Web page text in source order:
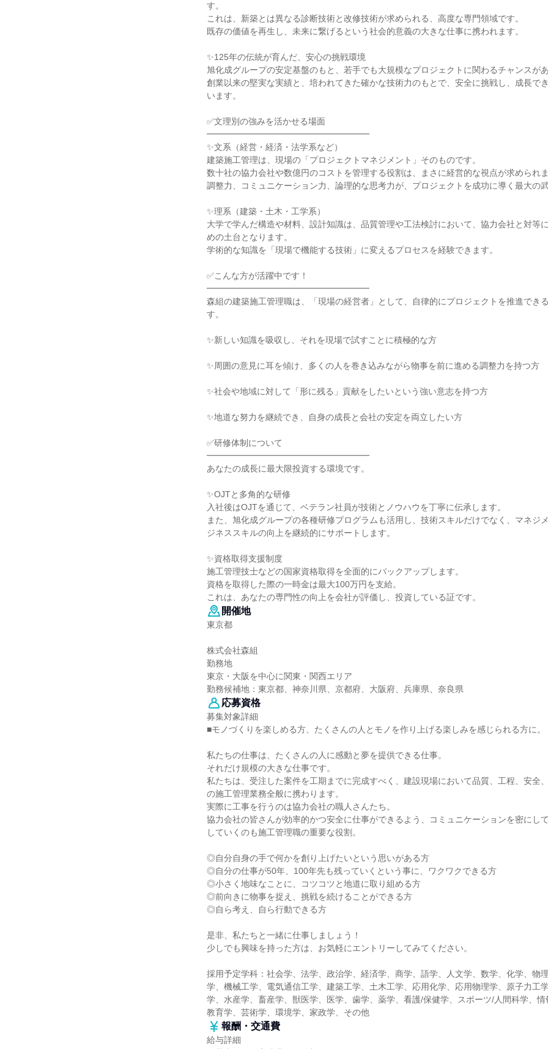
す。
これは、新築とは異なる診断技術と改修技術が求められる、高度な専門領域です。
既存の価値を再生し、未来に繋げるという社会的意義の大きな仕事に携われます。
✨125年の伝統が育んだ、安心の挑戦環境
旭化成グループの安定基盤のもと、若手でも大規模なプロジェクトに関わるチャンスがあ
創業以来の堅実な実績と、培われてきた確かな技術力のもとで、安全に挑戦し、成長で
います。
✅文理別の強みを活かせる場面
━━━━━━━━━━━━━━━━━━━
✨文系（経営・経済・法学系など）
建築施工管理は、現場の「プロジェクトマネジメント」そのものです。
数十社の協力会社や数億円のコストを管理する役割は、まさに経営的な視点が求められま
調整力、コミュニケーション力、論理的な思考力が、プロジェクトを成功に導く最大の武
✨理系（建築・土木・工学系）
大学で学んだ構造や材料、設計知識は、品質管理や工法検討において、協力会社と対等
めの土台となります。
学術的な知識を「現場で機能する技術」に変えるプロセスを経験できます。
✅こんな方が活躍中です！
━━━━━━━━━━━━━━━━━━━
森組の建築施工管理職は、「現場の経営者」として、自律的にプロジェクトを推進でき
す。
✨新しい知識を吸収し、それを現場で試すことに積極的な方
✨周囲の意見に耳を傾け、多くの人を巻き込みながら物事を前に進める調整力を持つ方
✨社会や地域に対して「形に残る」貢献をしたいという強い意志を持つ方
✨地道な努力を継続でき、自身の成長と会社の安定を両立したい方
✅研修体制について
━━━━━━━━━━━━━━━━━━━
あなたの成長に最大限投資する環境です。
✨OJTと多角的な研修
入社後はOJTを通じて、ベテラン社員が技術とノウハウを丁寧に伝承します。
また、旭化成グループの各種研修プログラムも活用し、技術スキルだけでなく、マネジ
ジネススキルの向上を継続的にサポートします。
✨資格取得支援制度
施工管理技士などの国家資格取得を全面的にバックアップします。
資格を取得した際の一時金は最大100万円を支給。
これは、あなたの専門性の向上を会社が評価し、投資している証です。
開催地
東京都
株式会社森組
勤務地
東京・大阪を中心に関東・関西エリア
勤務候補地：東京都、神奈川県、京都府、大阪府、兵庫県、奈良県
応募資格
募集対象詳細
■モノづくりを楽しめる方、たくさんの人とモノを作り上げる楽しみを感じられる方に。
私たちの仕事は、たくさんの人に感動と夢を提供できる仕事。
それだけ規模の大きな仕事です。
私たちは、受注した案件を工期までに完成すべく、建設現場において品質、工程、安全
の施工管理業務全般に携わります。
実際に工事を行うのは協力会社の職人さんたち。
協力会社の皆さんが効率的かつ安全に仕事ができるよう、コミュニケーションを密にし
していくのも施工管理職の重要な役割。
◎自分自身の手で何かを創り上げたいという思いがある方
◎自分の仕事が50年、100年先も残っていくという事に、ワクワクできる方
◎小さく地味なことに、コツコツと地道に取り組める方
◎前向きに物事を捉え、挑戦を続けることができる方
◎自ら考え、自ら行動できる方
是非、私たちと一緒に仕事しましょう！
少しでも興味を持った方は、お気軽にエントリーしてみてください。
採用予定学科：社会学、法学、政治学、経済学、商学、語学、人文学、数学、化学、物
学、機械工学、電気通信工学、建築工学、土木工学、応用化学、応用物理学、原子力工
学、水産学、畜産学、獣医学、医学、歯学、薬学、看護/保健学、スポーツ/人間科学、情
教育学、芸術学、環境学、家政学、その他
報酬・交通費
給与詳細